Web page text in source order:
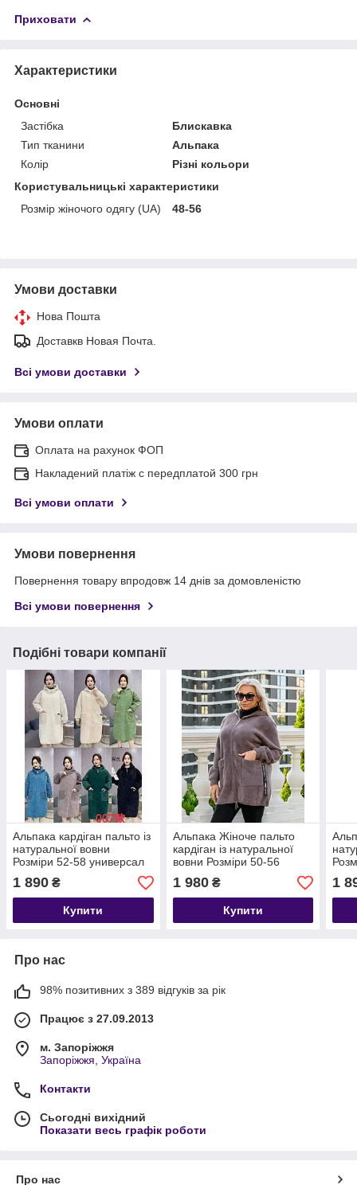
Приховати
Характеристики
Основні
Застібка
Блискавка
Тип тканини
Альпака
Колір
Різні кольори
Користувальницькі характеристики
Розмір жіночого одягу (UA)
48-56
Умови доставки
Нова Пошта
Доставкв Новая Почта.
Всі умови доставки
Умови оплати
Оплата на рахунок ФОП
Накладений платіж с передплатой 300 грн
Всі умови оплати
Умови повернення
Повернення товару впродовж 14 днів за домовленістю
Всі умови повернення
Подібні товари компанії
Альпака кардіган пальто із
натуральної вовни
Розміри 52-58 универсал
1 890 ₴
Купити
Альпака Жіноче пальто
кардіган із натуральної
вовни Розміри 50-56
1 980₴
Купити
1
Про нас
98% позитивних з 389 відгуків за рік
Працює з 27.09.2013
м. Запоріжжя
Запоріжжя, Україна
Контакти
Сьогодні вихідний
Показати весь графік роботи
Про нас